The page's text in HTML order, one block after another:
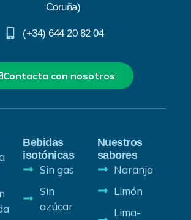
Coruña)
(+34) 644 20 82 04
Contacta con nosotros
Bebidas
isotónicas
Sin gas
Sin
azúcar
Nuestros
sabores
Naranja
Limón
Lima-